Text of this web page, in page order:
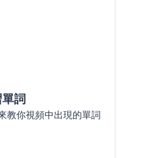
詞
教你視頻中出現的單詞